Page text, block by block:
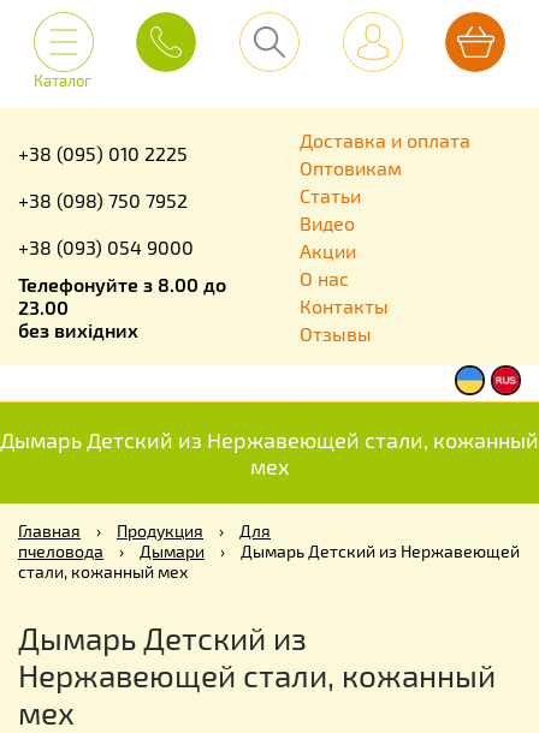
Каталог
+38 (095) 010 2225
+38 (098) 750 7952
+38 (093) 054 9000
Телефонуйте з 8.00 до
23.00
без вихідних
Доставка и оплата
Оптовикам
Статьи
Видео
Акции
О нас
Контакты
Отзывы
Дымарь Детский из Нержавеющей стали, кожанный
мех
Главная › Продукция ›
Для
пчеловода
› Дымари ›
Дымарь Детский из Нержавеющей
стали, кожанный мех
Дымарь Детский из
Нержавеющей стали, кожанный
мех